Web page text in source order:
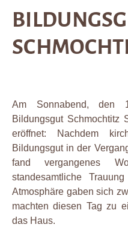
Am Sonnabend, den
Bildungsgut Schmochtitz
eröffnet: Nachdem
Bildungsgut in der
fand vergangenes
standesamtliche
Atmosphäre gaben sich
machten diesen Tag zu
das Haus.